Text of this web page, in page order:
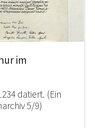
im
datiert. (Ein
5/9)